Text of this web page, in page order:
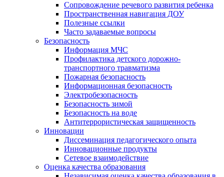
Сопровождение речевого развития ребенка
Пространственная навигация ДОУ
Полезные ссылки
Часто задаваемые вопросы
Безопасность
Информация МЧС
Профилактика детского дорожно-
транспортного травматизма
Пожарная безопасность
Информационная безопасность
Электробезопасность
Безопасность зимой
Безопасность на воде
Антитеррористическая защищенность
Инновации
Диссеминация педагогического опыта
Инновационные продукты
Сетевое взаимодействие
Оценка качества образования